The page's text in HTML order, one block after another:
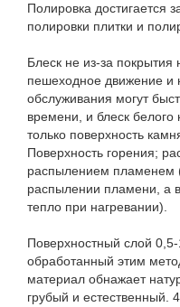
Полировка достигается
полировки плитки и
Блеск не из-за
пешеходное движение и
обслуживания могут
времени, и блеск
только поверхность
Поверхность горения;
распылением пламенем
распылении пламени, а
тепло при нагревании).
Поверхностный слой
обработанный этим
материал обнажает
грубый и естественный.